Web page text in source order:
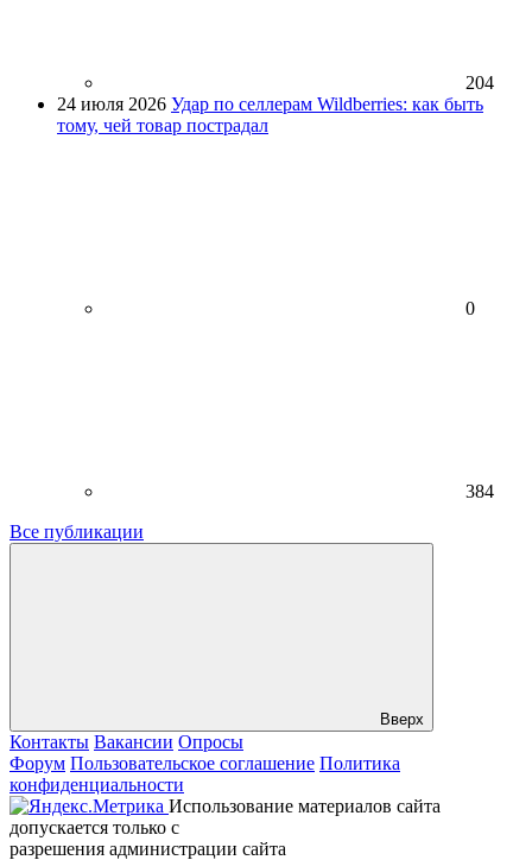
204
24 июля 2026 Удар по селлерам Wildberries: как быть
тому, чей товар пострадал
0
384
Все публикации
Вверх
Контакты Вакансии Опросы
Форум Пользовательское соглашение Политика
конфиденциальности
Использование материалов сайта
допускается только с
разрешения администрации сайта